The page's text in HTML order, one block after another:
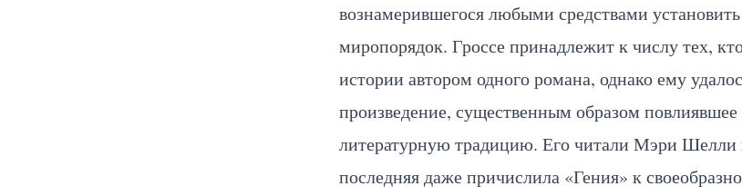
вознамерившегося любыми средствами
миропорядок. Гроссе принадлежит к числу тех,
истории автором одного романа, однако ему
произведение, существенным образом
литературную традицию. Его читали Мэри
последняя даже причислила «Гения» к